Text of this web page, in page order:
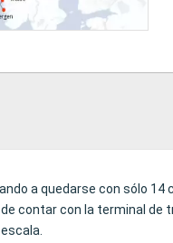
a quedarse con sólo
contar con la terminal de